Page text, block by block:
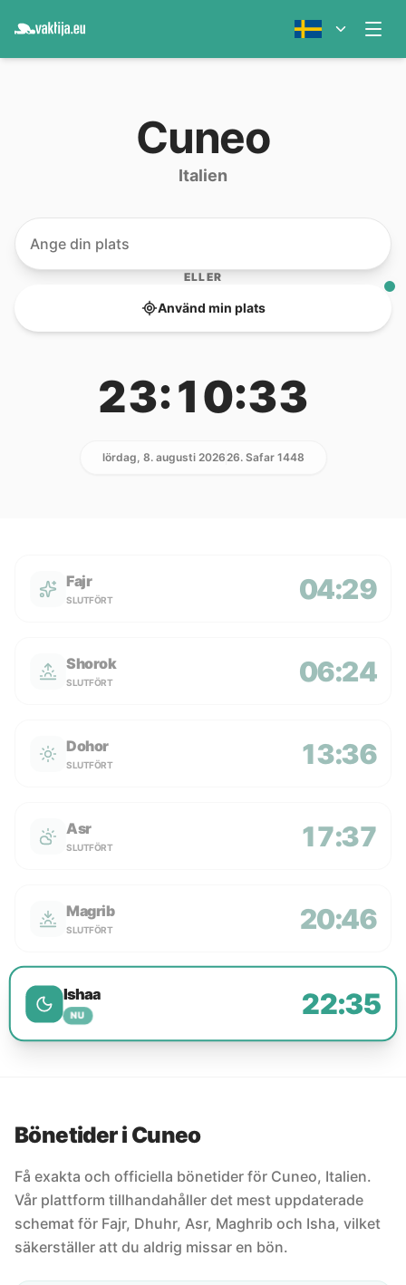
Cuneo
Italien
ELLER
Använd min plats
23:10:33
lördag, 8. augusti 202626. Safar 1448
Fajr
SLUTFÖRT 04:29
Shorok
SLUTFÖRT 06:24
Dohor
SLUTFÖRT 13:36
Asr
SLUTFÖRT 17:37
Magrib
SLUTFÖRT 20:46
Ishaa
NU 22:35
Bönetider i Cuneo
Få exakta och officiella bönetider för Cuneo, Italien.
Vår plattform tillhandahåller det mest uppdaterade
schemat för Fajr, Dhuhr, Asr, Maghrib och Isha, vilket
säkerställer att du aldrig missar en bön.